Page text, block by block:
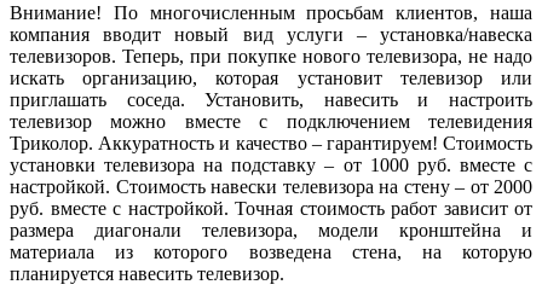
Внимание! По многочисленным просьбам клиентов, наша
компания вводит новый вид услуги – установка/навеска
телевизоров. Теперь, при покупке нового телевизора, не надо
искать организацию, которая установит телевизор или
приглашать соседа. Установить, навесить и настроить
телевизор можно вместе с подключением телевидения
Триколор. Аккуратность и качество – гарантируем! Стоимость
установки телевизора на подставку – от 1000 руб. вместе с
настройкой. Стоимость навески телевизора на стену – от 2000
руб. вместе с настройкой. Точная стоимость работ зависит от
размера диагонали телевизора, модели кронштейна и
материала из которого возведена стена, на которую
планируется навесить телевизор.